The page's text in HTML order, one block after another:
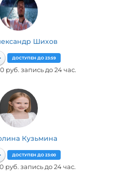
Шихов
ДОСТУПЕН ДО 23:59
руб. запись до 24 час.
Кузьмина
ДОСТУПЕН ДО 23:00
руб. запись до 24 час.